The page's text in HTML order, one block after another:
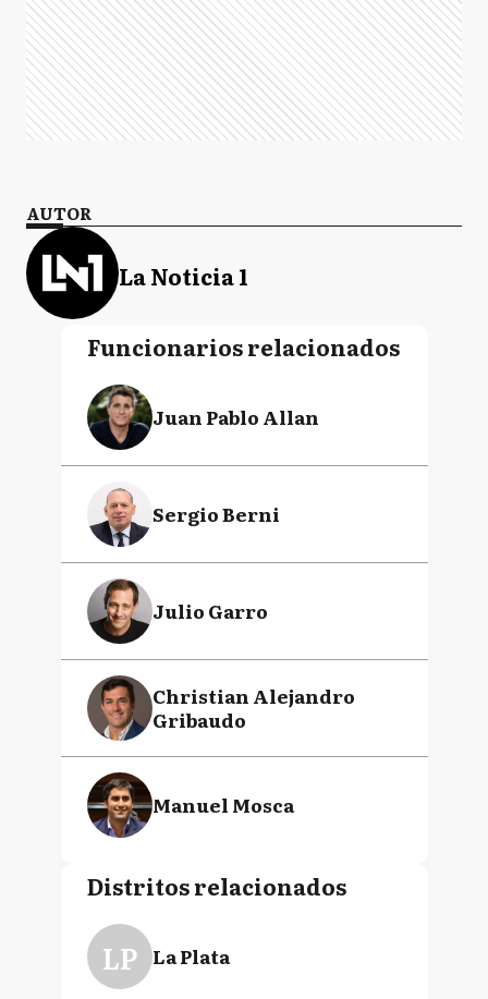
AUTOR
La Noticia 1
Funcionarios relacionados
Juan Pablo Allan
Sergio Berni
Julio Garro
Christian Alejandro
Gribaudo
Manuel Mosca
Distritos relacionados
LP La Plata